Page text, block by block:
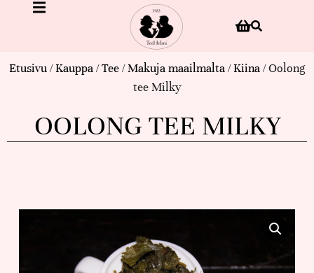
Etusivu/Kauppa/Tee/Makuja maailmalta/Kiina/ Oolong
tee Milky
OOLONG TEE MILKY